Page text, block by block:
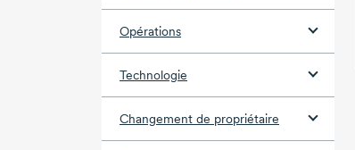
Opérations
Technologie
Changement de propriétaire